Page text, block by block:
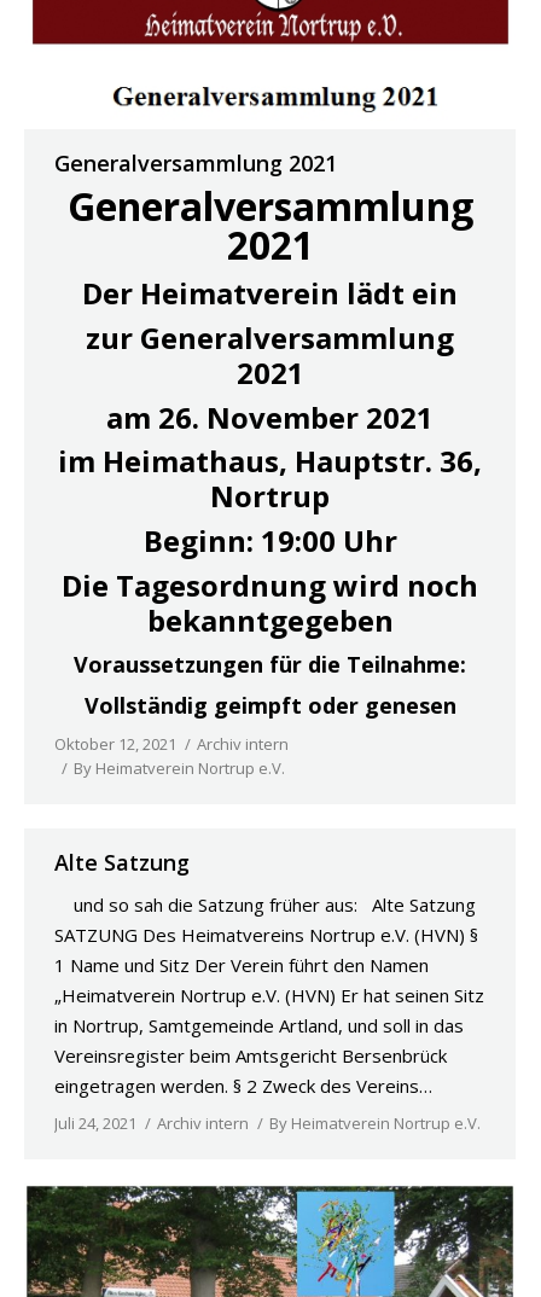
Generalversammlung 2021
Generalversammlung
2021
Der Heimatverein lädt ein
zur Generalversammlung
2021
am 26. November 2021
im Heimathaus, Hauptstr. 36,
Nortrup
Beginn: 19:00 Uhr
Die Tagesordnung wird noch
bekanntgegeben
Voraussetzungen für die Teilnahme:
Vollständig geimpft oder genesen
Oktober 12, 2021
Archiv intern
By Heimatverein Nortrup e.V.
Alte Satzung
und so sah die Satzung früher aus: Alte Satzung
SATZUNG Des Heimatvereins Nortrup e.V. (HVN) §
1 Name und Sitz Der Verein führt den Namen
„Heimatverein Nortrup e.V. (HVN) Er hat seinen Sitz
in Nortrup, Samtgemeinde Artland, und soll in das
Vereinsregister beim Amtsgericht Bersenbrück
eingetragen werden. § 2 Zweck des Vereins…
Juli 24, 2021 Archiv intern By Heimatverein Nortrup e.V.